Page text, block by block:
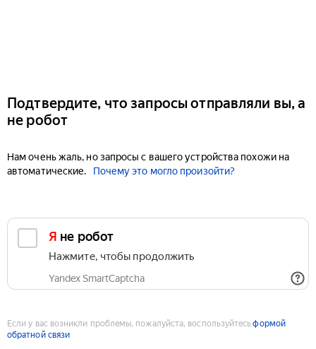
Подтвердите, что запросы отправляли вы, а
не робот
Нам очень жаль, но запросы с вашего устройства похожи на
автоматические.
Почему это могло произойти?
Я не робот
Нажмите, чтобы продолжить
Yandex SmartCaptcha
Если у вас возникли проблемы, пожалуйста, воспользуйтесьформой
обратной связи